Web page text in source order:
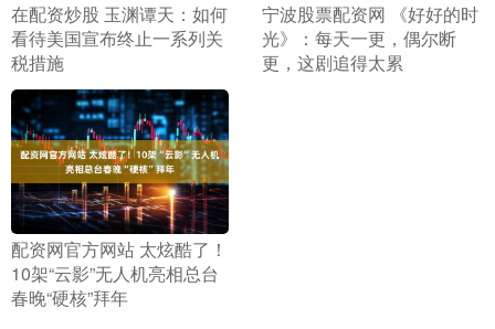
​在配资炒股 玉渊谭天：如何
看待美国宣布终止一系列关
税措施
​宁波股票配资网 《好好的时
光》：每天一更，偶尔断
更，这剧追得太累
​配资网官方网站 太炫酷了！
10架“云影”无人机亮相总台
春晚“硬核”拜年